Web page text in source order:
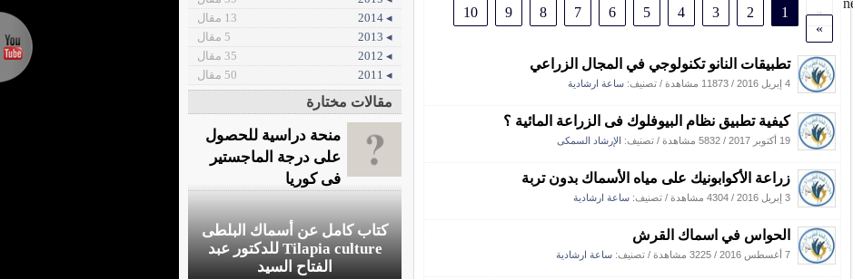
«
1
2
3
4
5
6
7
8
9
10
»
تطبيقات النانو تكنولوجي في المجال الزراعي
4 إبريل 2016 / 11873 مشاهدة / تصنيف: ساعة ارشادية
كيفية تطبيق نظام البيوفلوك فى الزراعة المائية ؟
19 أكتوبر 2017 / 5832 مشاهدة / تصنيف: الإرشاد السمكى
زراعة الأكوابونيك على مياه الأسماك بدون تربة
3 إبريل 2016 / 4304 مشاهدة / تصنيف: ساعة ارشادية
الحواس في اسماك القرش
7 أغسطس 2016 / 3225 مشاهدة / تصنيف: ساعة ارشادية
◂ 2014
13 مقال
◂ 2013
5 مقال
◂ 2012
35 مقال
◂ 2011
50 مقال
مقالات مختارة
منحة دراسية للحصول
على درجة الماجستير
فى كوريا
كتاب كامل عن أسماك البلطى
Tilapia culture للدكتور عبد
الفتاح السيد